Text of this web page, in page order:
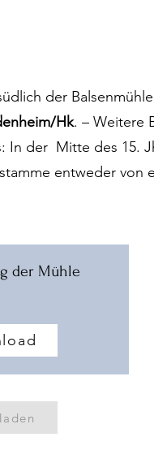
der
Hk. – Weitere
In der Mitte des 15.
entweder von
der Mühle